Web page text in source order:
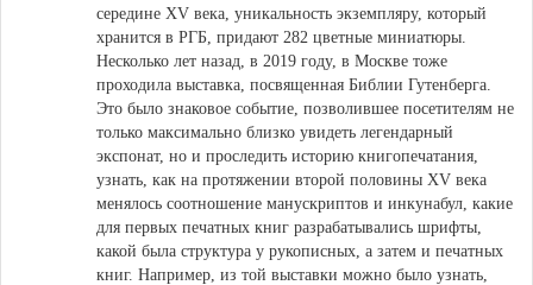
середине XV века, уникальность экземпляру, который
хранится в РГБ, придают 282 цветные миниатюры.
Несколько лет назад, в 2019 году, в Москве тоже
проходила выставка, посвященная Библии Гутенберга.
Это было знаковое событие, позволившее посетителям не
только максимально близко увидеть легендарный
экспонат, но и проследить историю книгопечатания,
узнать, как на протяжении второй половины XV века
менялось соотношение манускриптов и инкунабул, какие
для первых печатных книг разрабатывались шрифты,
какой была структура у рукописных, а затем и печатных
книг. Например, из той выставки можно было узнать,